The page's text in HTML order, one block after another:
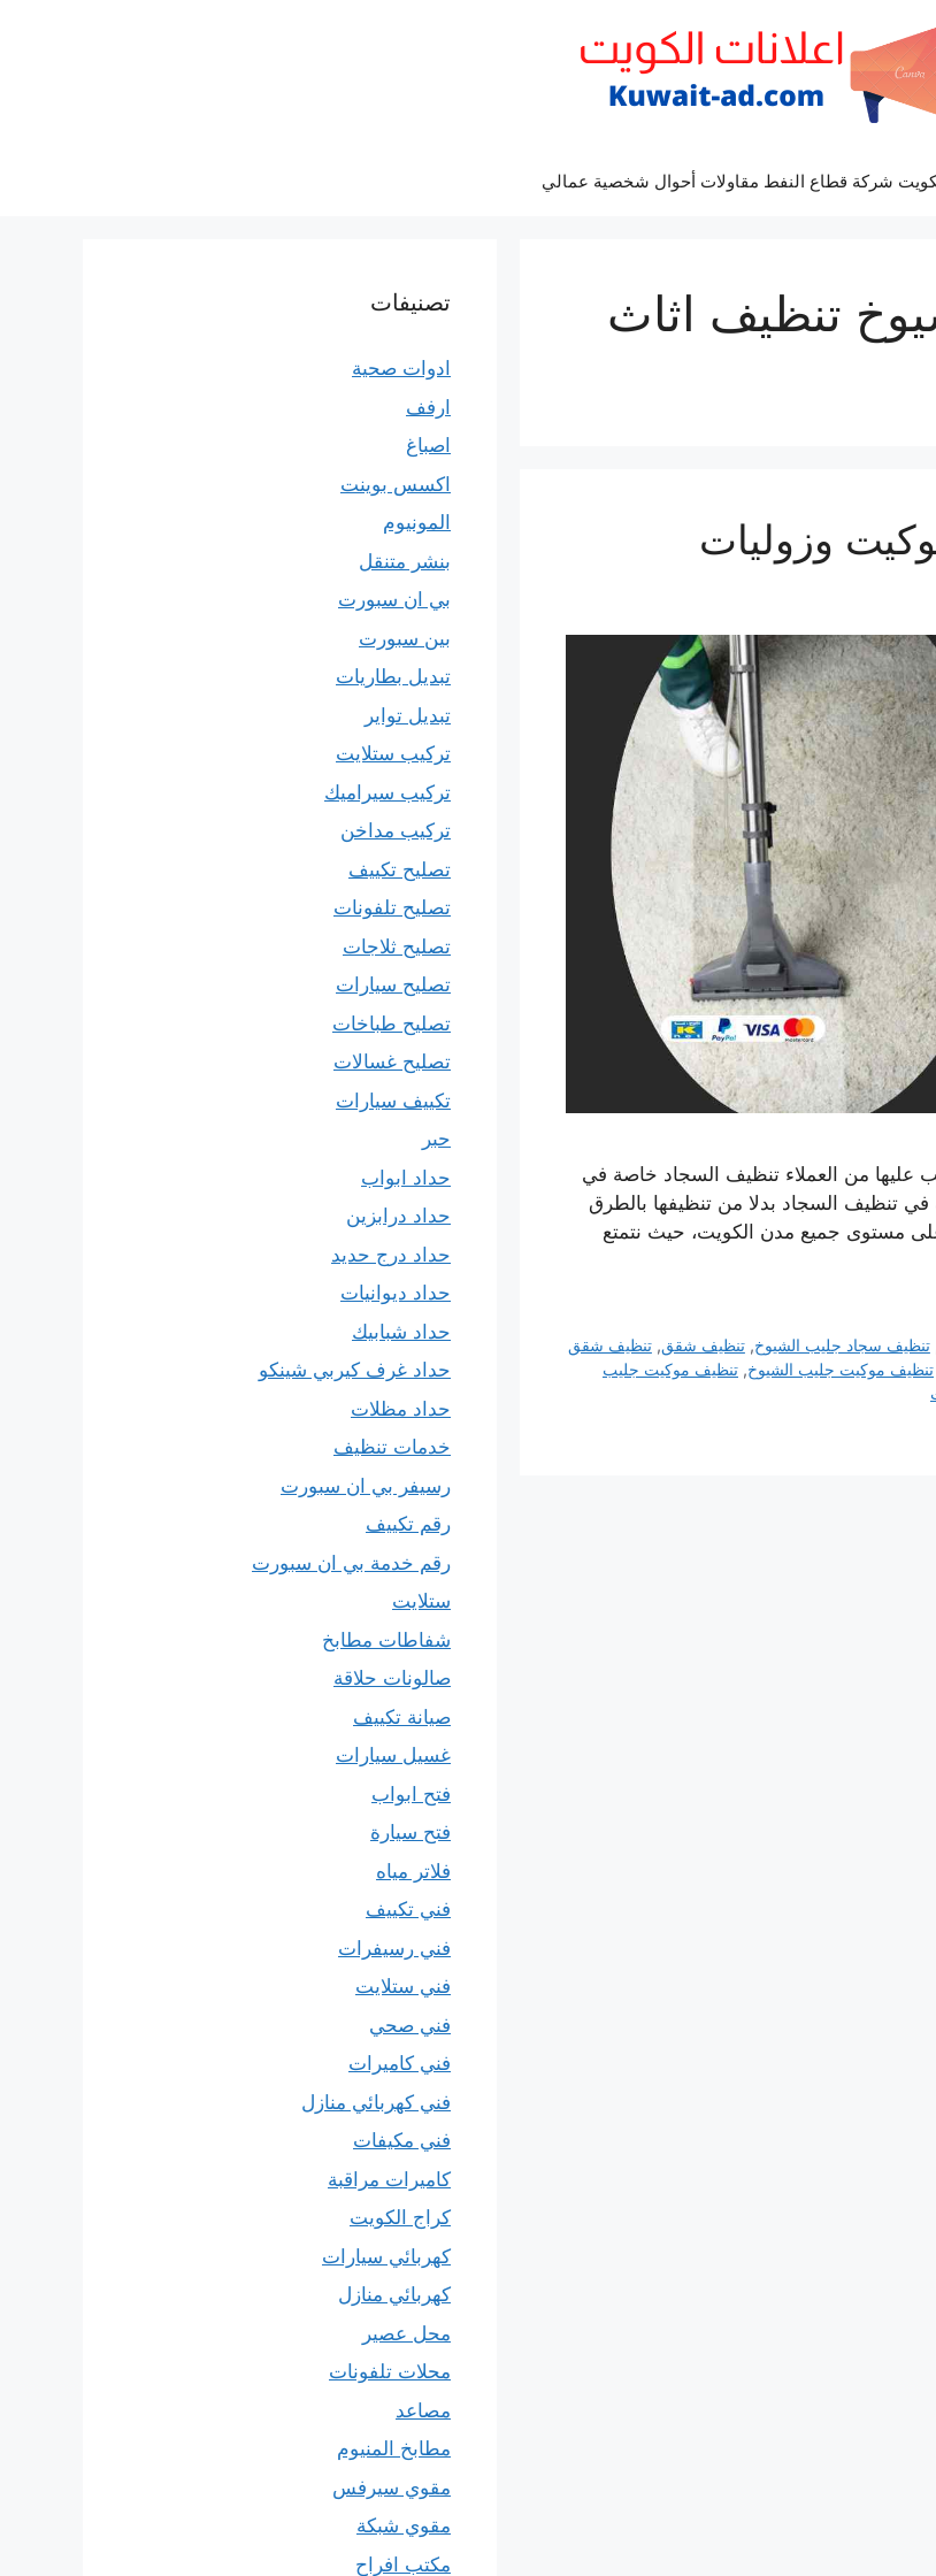
شركة قطاع النفط مقاولات أحوال شخصية عمالي
تنظيف اثاث
عليها من العملاء تنظيف السجاد خاصة في
تنظيف السجاد بدلا من تنظيفها بالطرق
مستوى جميع مدن الكويت، حيث نتمتع
تنظيف سجاد جليب الشيوخ,تنظيف شقق,تنظيف شقق
تنظيف موكيت جليب الشيوخ, تنظيف موكيت جليب
تصنيفات
ادوات صحية
ارفف
اصباغ
اكسس بوينت
المونيوم
بنشر متنقل
بي ان سبورت
بين سبورت
تبديل بطاريات
تبديل تواير
تركيب ستلايت
تركيب سيراميك
تركيب مداخن
تصليح تكييف
تصليح تلفونات
تصليح ثلاجات
تصليح سيارات
تصليح طباخات
تصليح غسالات
تكييف سيارات
حبر
حداد ابواب
حداد درابزين
حداد درج حديد
حداد ديوانيات
حداد شبابيك
حداد غرف كيربي شينكو
حداد مظلات
خدمات تنظيف
رسيفر بي ان سبورت
رقم تكييف
رقم خدمة بي ان سبورت
ستلايت
شفاطات مطابخ
صالونات حلاقة
صيانة تكييف
غسيل سيارات
فتح ابواب
فتح سيارة
فلاتر مياه
فني تكييف
فني رسيفرات
فني ستلايت
فني صحي
فني كاميرات
فني كهربائي منازل
فني مكيفات
كاميرات مراقبة
كراج الكويت
كهربائي سيارات
كهربائي منازل
محل عصير
محلات تلفونات
مصاعد
مطابخ المنيوم
مقوي سيرفس
مقوي شبكة
مكتب افراح